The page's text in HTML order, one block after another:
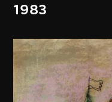
1983